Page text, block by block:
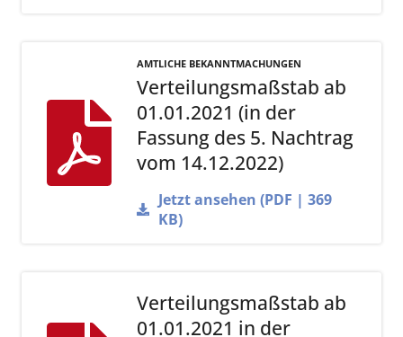
AMTLICHE BEKANNTMACHUNGEN
Verteilungsmaßstab ab
01.01.2021 (in der
Fassung des 5. Nachtrag
vom 14.12.2022)
Jetzt ansehen (PDF | 369
KB)
Verteilungsmaßstab ab
01.01.2021 in der